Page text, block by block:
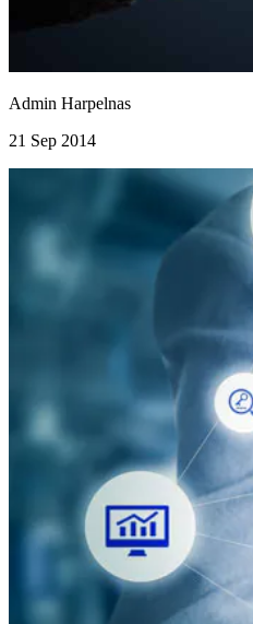
Admin Harpelnas
21 Sep 2014